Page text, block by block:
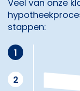
Veel van onze
stappen:
1
2